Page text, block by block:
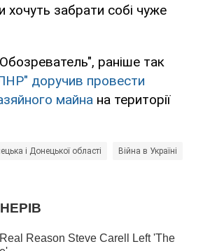
хочуть забрати собі чуже
раніше так
доручив провести
майна на території
і Донецької області Війна в Україні